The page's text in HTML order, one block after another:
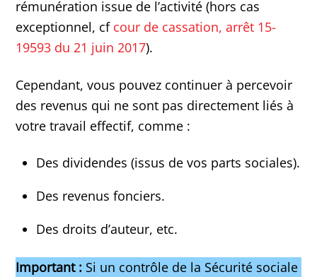
rémunération issue de l’activité (hors cas
exceptionnel, cf cour de cassation, arrêt 15-
19593 du 21 juin 2017).
Cependant, vous pouvez continuer à percevoir
des revenus qui ne sont pas directement liés à
votre travail effectif, comme :
Des dividendes (issus de vos parts sociales).
Des revenus fonciers.
Des droits d’auteur, etc.
Important : Si un contrôle de la Sécurité sociale